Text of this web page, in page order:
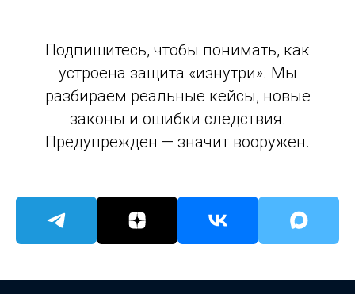
Подпишитесь, чтобы понимать, как
устроена защита «изнутри». Мы
разбираем реальные кейсы, новые
законы и ошибки следствия.
Предупрежден — значит вооружен.